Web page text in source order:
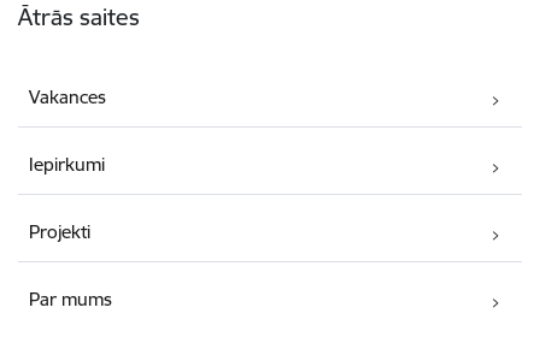
Ātrās saites
Vakances
Iepirkumi
Projekti
Par mums